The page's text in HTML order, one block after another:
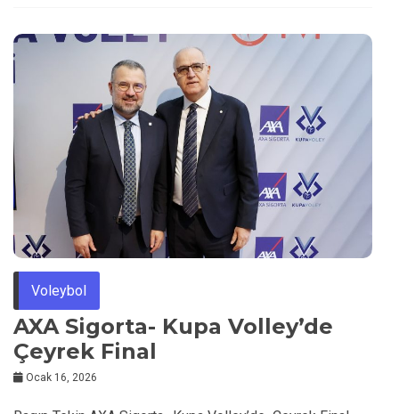
Voleybol
AXA Sigorta- Kupa Volley’de
Çeyrek Final
Ocak 16, 2026